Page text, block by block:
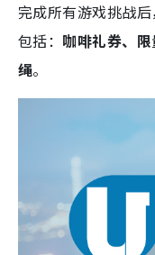
完成所有游戏挑战
包括： 咖啡礼券、
绳。